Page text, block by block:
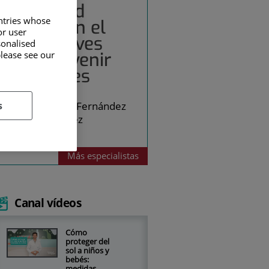
Seguridad
infantil en el
agua: claves
para prevenir
accidentes
Martínez
Más especialistas
Canal vídeos
Cómo
proteger del
sol a niños y
bebés:
whose
user
see our